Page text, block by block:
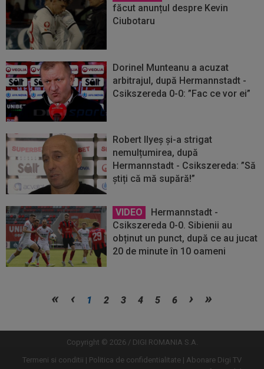
făcut anunțul despre Kevin
Ciubotaru
Dorinel Munteanu a acuzat
arbitrajul, după Hermannstadt -
Csikszereda 0-0: ”Fac ce vor ei”
Robert Ilyeș și-a strigat
nemulțumirea, după
Hermannstadt - Csikszereda: ”Să
știți că mă supără!”
VIDEO
Hermannstadt -
Csikszereda 0-0. Sibienii au
obținut un punct, după ce au jucat
20 de minute în 10 oameni
mult
mult
1 2 3 4 5 6
Copyright © 2026 / DIGI ROMANIA S.A.
Termeni si conditii
Politica de confidentialitate
Abonare Digi TV